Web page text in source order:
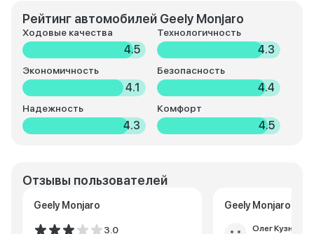
Рейтинг автомобилей Geely Monjaro
Ходовые качества
4.5
Технологичность
4.3
Экономичность
4.1
Безопасность
4.4
Надежность
4.3
Комфорт
4.5
Отзывы пользователей
Geely Monjaro
3.0
Geely Monjaro
Олег Кузнецов